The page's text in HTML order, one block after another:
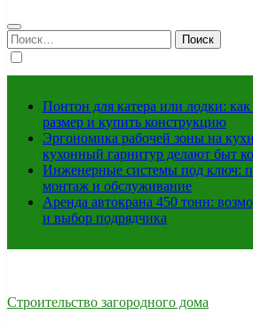
Найти:
Понтон для катера или лодки: как
размер и купить конструкцию
Эргономика рабочей зоны на
кухонный гарнитур делают быт
Инженерные системы под ключ:
монтаж и обслуживание
Аренда автокрана 450 тонн:
и выбор подрядчика
Строительство загородного дома